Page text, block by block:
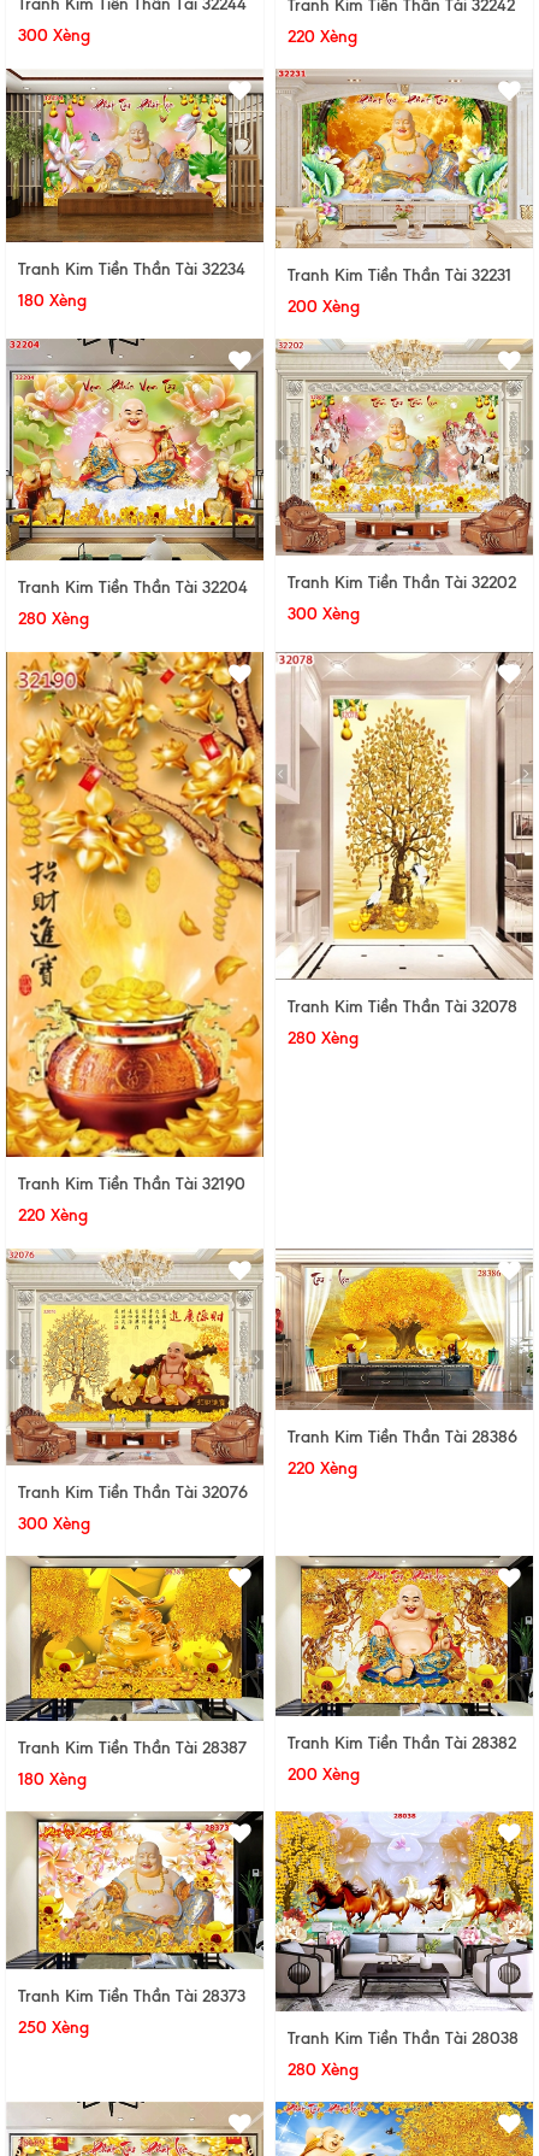
Tranh Kim Tiền Thần Tài 32244
300 Xèng
Tranh Kim Tiền Thần Tài 32242
220 Xèng
Tranh Kim Tiền Thần Tài 32234
180 Xèng
Tranh Kim Tiền Thần Tài 32231
200 Xèng
Tranh Kim Tiền Thần Tài 32204
280 Xèng
Tranh Kim Tiền Thần Tài 32202
300 Xèng
Tranh Kim Tiền Thần Tài 32190
220 Xèng
Tranh Kim Tiền Thần Tài 32078
280 Xèng
Tranh Kim Tiền Thần Tài 32076
300 Xèng
Tranh Kim Tiền Thần Tài 28386
220 Xèng
Tranh Kim Tiền Thần Tài 28387
180 Xèng
Tranh Kim Tiền Thần Tài 28382
200 Xèng
Tranh Kim Tiền Thần Tài 28373
250 Xèng
Tranh Kim Tiền Thần Tài 28038
280 Xèng